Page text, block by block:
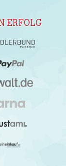
ERFOLG